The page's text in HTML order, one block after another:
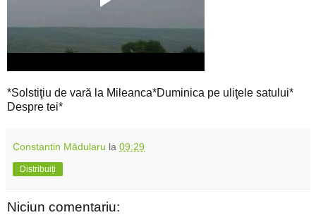
*Solstiţiu de vară la Mileanca*Duminica pe uliţele satului*
Despre tei*
Constantin Mădularu la 09:29
Distribuiți
Niciun comentariu: